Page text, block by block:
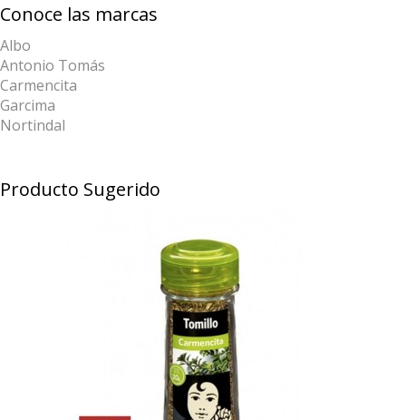
Conoce las marcas
Albo
Antonio Tomás
Carmencita
Garcima
Nortindal
Producto Sugerido